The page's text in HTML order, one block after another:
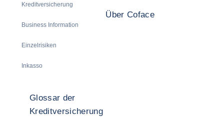
Kreditversicherung
Business Information
Einzelrisiken
Inkasso
Über Coface
Glossar der
Kreditversicherung